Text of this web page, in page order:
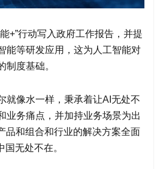
+”行动写入政府工作报告，并提
能等研发应用，这为人工智能对
制度基础。
就像水一样，秉承着让AI无处不
业务痛点，并加持业务场景为出
品和组合和行业的解决方案全面
无处不在。